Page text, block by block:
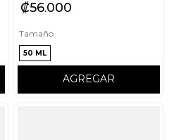
₡56000
Tamaño
50 ML
AGREGAR